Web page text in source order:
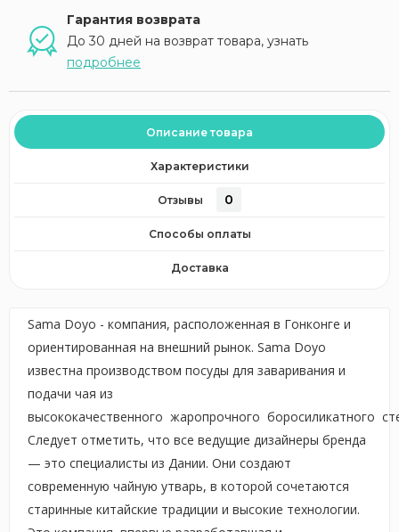
Гарантия возврата
До 30 дней на возврат товара, узнать
подробнее
Описание товара
Характеристики
Отзывы 0
Способы оплаты
Доставка
Sama Doyo - компания, расположенная в Гонконге и
ориентированная на внешний рынок. Sama Doyo
известна производством посуды для заваривания и
подачи чая из
высококачественного жаропрочного боросиликатного
Следует отметить, что все ведущие дизайнеры бренда
— это специалисты из Дании. Они создают
современную чайную утварь, в которой сочетаются
старинные китайские традиции и высокие технологии.